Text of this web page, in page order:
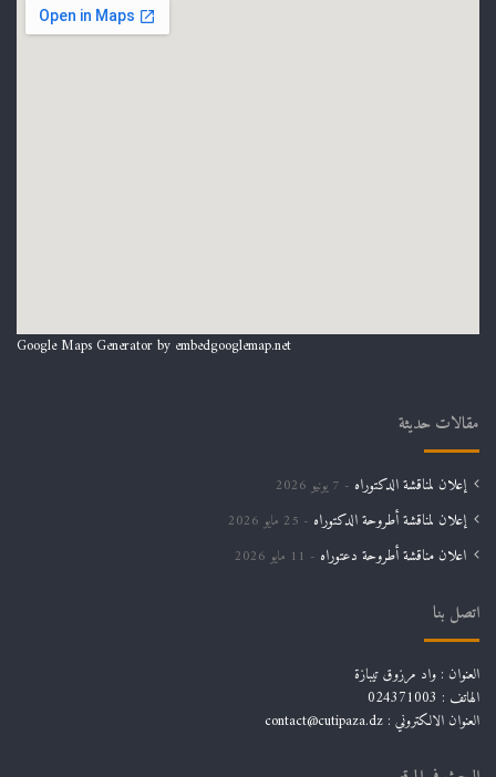
Google Maps Generator by embedgooglemap.net
مقالات حديثة
إعلان لمناقشة الدكتوراه 7 يونيو 2026
إعلان لمناقشة أطروحة الدكتوراه 25 مايو 2026
اعلان مناقشة أطروحة دعتوراه 11 مايو 2026
اتصل بنا
العنوان : واد مرزوق تيبازة
الهاتف : 024371003
العنوان الالكتروني : contact@cutipaza.dz